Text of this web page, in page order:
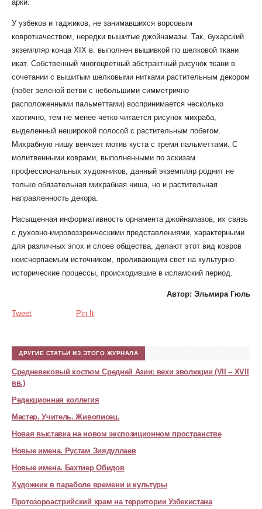
арки.
У узбеков и таджиков, не занимавшихся ворсовым
ковроткачеством, нередки вышитые джойнамазы. Так, бухарский
экземпляр конца XIX в. выполнен вышивкой по шелковой ткани
икат. Собственный многоцветный абстрактный рисунок ткани в
сочетании с вышитым шелковыми нитками растительным декором
(побег зеленой ветви с небольшими симметрично
расположенными пальметтами) воспринимается несколько
хаотично, тем не менее четко читается рисунок михраба,
выделенный неширокой полосой с растительным побегом.
Михрабную нишу венчает мотив куста с тремя пальметтами. С
молитвенными коврами, выполненными по эскизам
профессиональных художников, данный экземпляр роднит не
только обязательная михрабная ниша, но и растительная
направленность декора.
Насыщенная информативность орнамента джойнамазов, их связь
с духовно-мировоззренческими представлениями, характерными
для различных эпох и слоев общества, делают этот вид ковров
неисчерпаемым источником, проливающим свет на культурно-
исторические процессы, происходившие в исламский период.
Автор: Эльмира Гюль
Tweet Pin It
ДРУГИЕ СТАТЬИ ИЗ ЭТОГО ЖУРНАЛА
Средневековый костюм Средней Азии: вехи эволюции (VII – XVII
вв.)
Редакционная коллегия
Мастер. Учитель. Живописец.
Новая выставка на новом экспозиционном пространстве
Новые имена. Рустам Зиядуллаев
Новые имена. Бахтиер Обидов
Художник в параболе времени и культуры
Протозороастрийский храм на территории Узбекистана